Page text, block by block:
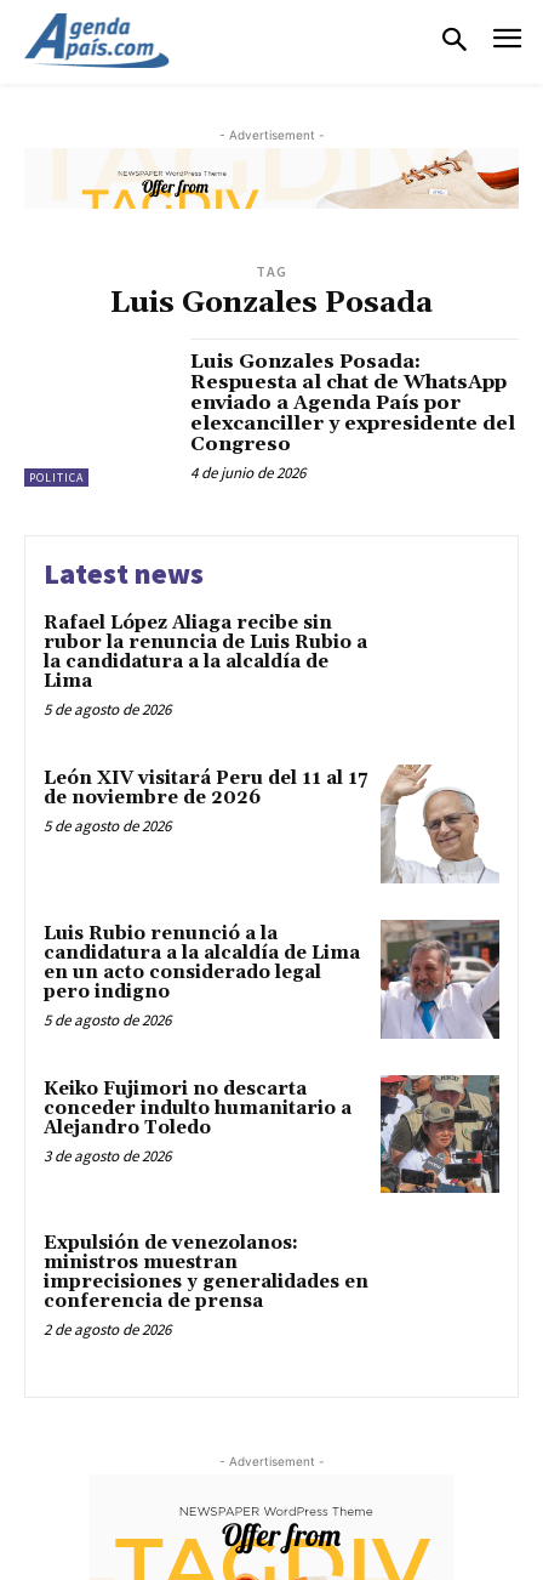
- Advertisement -
TAG
Luis Gonzales Posada
POLITICA
Luis Gonzales Posada:
Respuesta al chat de WhatsApp
enviado a Agenda País por
elexcanciller y expresidente del
Congreso
4 de junio de 2026
Latest news
Rafael López Aliaga recibe sin
rubor la renuncia de Luis Rubio a
la candidatura a la alcaldía de
Lima
5 de agosto de 2026
León XIV visitará Peru del 11 al 17
de noviembre de 2026
5 de agosto de 2026
Luis Rubio renunció a la
candidatura a la alcaldía de Lima
en un acto considerado legal
pero indigno
5 de agosto de 2026
Keiko Fujimori no descarta
conceder indulto humanitario a
Alejandro Toledo
3 de agosto de 2026
Expulsión de venezolanos:
ministros muestran
imprecisiones y generalidades en
conferencia de prensa
2 de agosto de 2026
- Advertisement -